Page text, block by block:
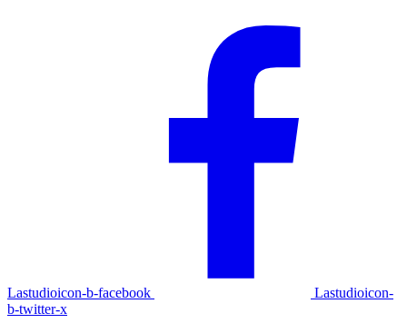
Lastudioicon-b-facebook
Lastudioicon-
b-twitter-x